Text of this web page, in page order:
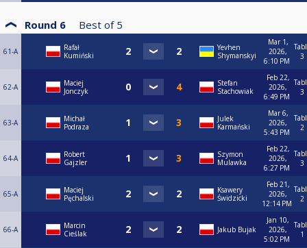
Round 6 Best of 5
61-A
Rafał
Kumiński
Yevhen
Shymanskyi
Mar 1,
2026,
6:10 PM
3
62-A
Maciej
Jonczyk
Stefan
Stachowiak
Feb 22,
2026,
6:49 PM
3
63-A
Michał
Podraza
Julek
Karmański
Mar 6,
2026,
5:43 PM
2
64-A
Robert
Gajzler
Szymon
Mulawka
Feb 22,
2026,
6:27 PM
3
65-A
Maciej
Pęchalski
Ksawery
Świdzicki
Feb 21,
2026,
12:14 PM
2
66-A
Marcin
Cieślak
Jakub Bujak
Jan 10,
2026,
5:02 PM
1